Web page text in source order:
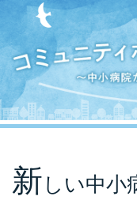
コミュニティホスピ
新 しい中小